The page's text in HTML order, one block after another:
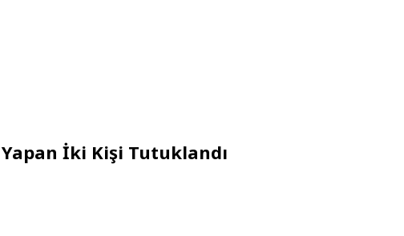
Yapan İki Kişi Tutuklandı